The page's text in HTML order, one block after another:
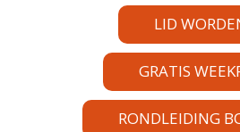
LID
GRATIS
RONDLEIDING